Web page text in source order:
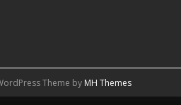
Theme by MH Themes